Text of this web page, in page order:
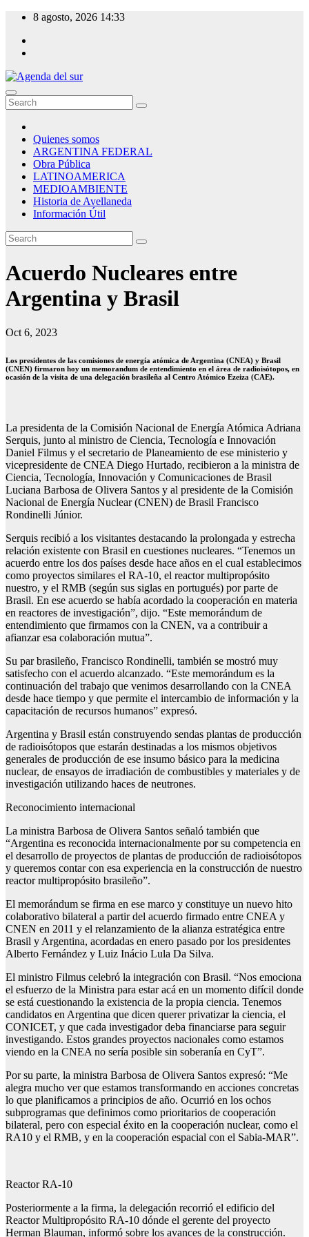
Skip
content
8 agosto, 2026 14:33
Agenda del sur
Quienes somos
ARGENTINA FEDERAL
Obra Pública
LATINOAMERICA
MEDIOAMBIENTE
Historia de Avellaneda
Información Útil
Acuerdo Nucleares entre
Argentina y Brasil
Oct 6, 2023
Los presidentes de las comisiones de energía atómica de Argentina (CNEA) y Brasil
(CNEN) firmaron hoy un memorandum de entendimiento en el área de radioisótopos, en
ocasión de la visita de una delegación brasileña al Centro Atómico Ezeiza (CAE).
La presidenta de la Comisión Nacional de Energía Atómica Adriana
Serquis, junto al ministro de Ciencia, Tecnología e Innovación
Daniel Filmus y el secretario de Planeamiento de ese ministerio y
vicepresidente de CNEA Diego Hurtado, recibieron a la ministra de
Ciencia, Tecnología, Innovación y Comunicaciones de Brasil
Luciana Barbosa de Olivera Santos y al presidente de la Comisión
Nacional de Energía Nuclear (CNEN) de Brasil Francisco
Rondinelli Júnior.
Serquis recibió a los visitantes destacando la prolongada y estrecha
relación existente con Brasil en cuestiones nucleares. “Tenemos un
acuerdo entre los dos países desde hace años en el cual establecimos
como proyectos similares el RA-10, el reactor multipropósito
nuestro, y el RMB (según sus siglas en portugués) por parte de
Brasil. En ese acuerdo se había acordado la cooperación en materia
en reactores de investigación”, dijo. “Este memorándum de
entendimiento que firmamos con la CNEN, va a contribuir a
afianzar esa colaboración mutua”.
Su par brasileño, Francisco Rondinelli, también se mostró muy
satisfecho con el acuerdo alcanzado. “Este memorándum es la
continuación del trabajo que venimos desarrollando con la CNEA
desde hace tiempo y que permite el intercambio de información y la
capacitación de recursos humanos” expresó.
Argentina y Brasil están construyendo sendas plantas de producción
de radioisótopos que estarán destinadas a los mismos objetivos
generales de producción de ese insumo básico para la medicina
nuclear, de ensayos de irradiación de combustibles y materiales y de
investigación utilizando haces de neutrones.
Reconocimiento internacional
La ministra Barbosa de Olivera Santos señaló también que
“Argentina es reconocida internacionalmente por su competencia en
el desarrollo de proyectos de plantas de producción de radioisótopos
y queremos contar con esa experiencia en la construcción de nuestro
reactor multipropósito brasileño”.
El memorándum se firma en ese marco y constituye un nuevo hito
colaborativo bilateral a partir del acuerdo firmado entre CNEA y
CNEN en 2011 y el relanzamiento de la alianza estratégica entre
Brasil y Argentina, acordadas en enero pasado por los presidentes
Alberto Fernández y Luiz Inácio Lula Da Silva.
El ministro Filmus celebró la integración con Brasil. “Nos emociona
el esfuerzo de la Ministra para estar acá en un momento difícil donde
se está cuestionando la existencia de la propia ciencia. Tenemos
candidatos en Argentina que dicen querer privatizar la ciencia, el
CONICET, y que cada investigador deba financiarse para seguir
investigando. Estos grandes proyectos nacionales como estamos
viendo en la CNEA no sería posible sin soberanía en CyT”.
Por su parte, la ministra Barbosa de Olivera Santos expresó: “Me
alegra mucho ver que estamos transformando en acciones concretas
lo que planificamos a principios de año. Ocurrió en los ochos
subprogramas que definimos como prioritarios de cooperación
bilateral, pero con especial éxito en la cooperación nuclear, como el
RA10 y el RMB, y en la cooperación espacial con el Sabia-MAR”.
Reactor RA-10
Posteriormente a la firma, la delegación recorrió el edificio del
Reactor Multipropósito RA-10 dónde el gerente del proyecto
Herman Blauman, informó sobre los avances de la construcción.